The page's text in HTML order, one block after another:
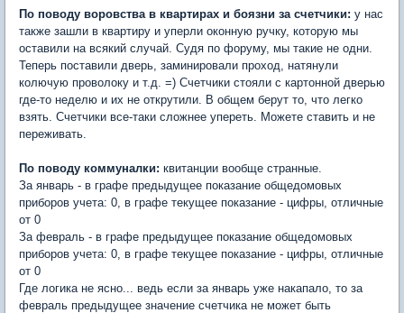
По поводу воровства в квартирах и боязни за счетчики: у нас
также зашли в квартиру и уперли оконную ручку, которую мы
оставили на всякий случай. Судя по форуму, мы такие не одни.
Теперь поставили дверь, заминировали проход, натянули
колючую проволоку и т.д. =) Счетчики стояли с картонной дверью
где-то неделю и их не открутили. В общем берут то, что легко
взять. Счетчики все-таки сложнее упереть. Можете ставить и не
переживать.
По поводу коммуналки: квитанции вообще странные.
За январь - в графе предыдущее показание общедомовых
приборов учета: 0, в графе текущее показание - цифры, отличные
от 0
За февраль - в графе предыдущее показание общедомовых
приборов учета: 0, в графе текущее показание - цифры, отличные
от 0
Где логика не ясно... ведь если за январь уже накапало, то за
февраль предыдущее значение счетчика не может быть